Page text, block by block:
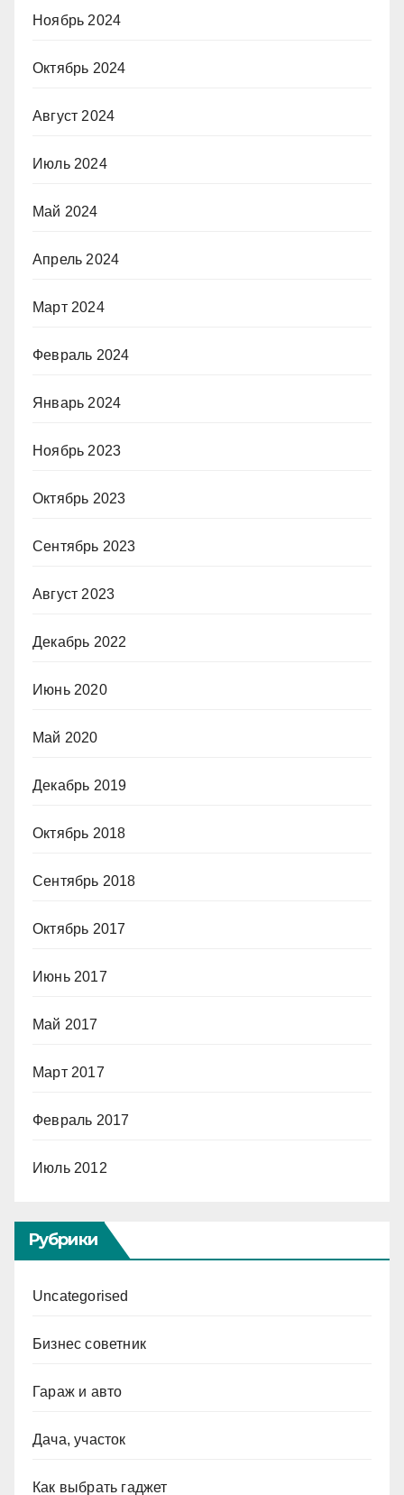
Ноябрь 2024
Октябрь 2024
Август 2024
Июль 2024
Май 2024
Апрель 2024
Март 2024
Февраль 2024
Январь 2024
Ноябрь 2023
Октябрь 2023
Сентябрь 2023
Август 2023
Декабрь 2022
Июнь 2020
Май 2020
Декабрь 2019
Октябрь 2018
Сентябрь 2018
Октябрь 2017
Июнь 2017
Май 2017
Март 2017
Февраль 2017
Июль 2012
Рубрики
Uncategorised
Бизнес советник
Гараж и авто
Дача, участок
Как выбрать гаджет